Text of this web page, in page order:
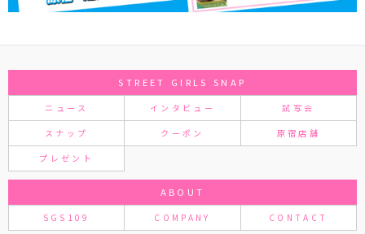
STREET GIRLS SNAP
ニュース インタビュー 試写会
スナップ クーポン 原宿店舗
プレゼント
ABOUT
SGS109 COMPANY CONTACT